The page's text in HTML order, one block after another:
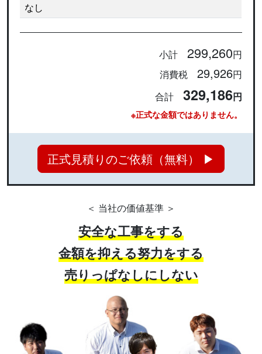
なし
小計 299,260円
消費税 29,926円
合計 329,186円
※正式な金額ではありません。
正式見積りのご依頼（無料） ▶
＜ 当社の価値基準 ＞
安全な工事をする
金額を抑える努力をする
売りっぱなしにしない